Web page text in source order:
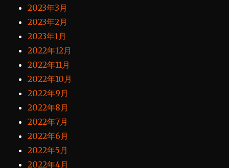
2023年3月
2023年2月
2023年1月
2022年12月
2022年11月
2022年10月
2022年9月
2022年8月
2022年7月
2022年6月
2022年5月
2022年4月